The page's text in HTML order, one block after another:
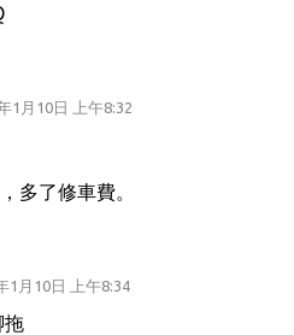
1月10日 上午8:32
多了修車費。
1月10日 上午8:34
拖